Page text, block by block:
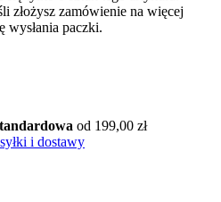
złożysz zamówienie na więcej
wysłania paczki.
od 199,00 zł
i dostawy